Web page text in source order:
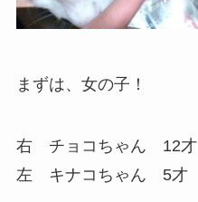
まずは、女の子！
右 チョコちゃん 12才
左 キナコちゃん 5才